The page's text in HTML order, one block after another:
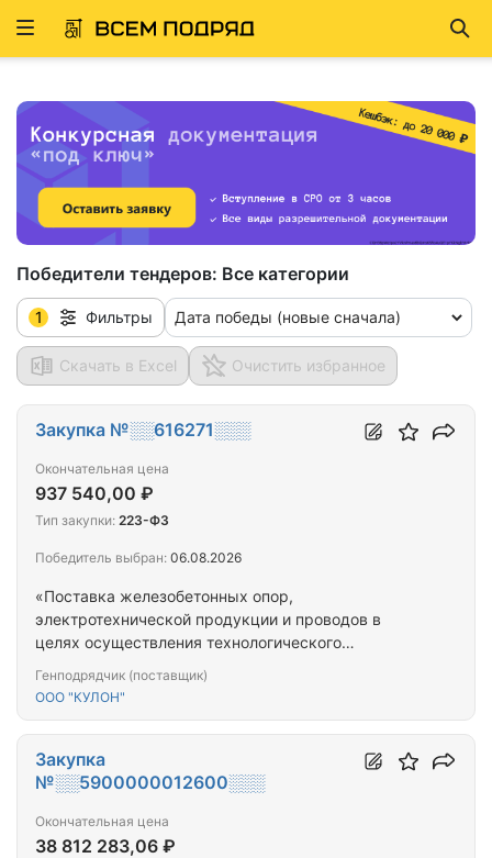
Развернуть
Победители тендеров: Все категории
1 Фильтры Дата победы (новые сначала)
Скачать в Excel Очистить избранное
«Поставка железобетонных опор,
электротехнической продукции и проводов в
целях осуществления технологического
заявителя»
Генподрядчик (поставщик)
ООО "КУЛОН"
Закупка №░░616271░░░
Окончательная цена
937 540,00 ₽
Тип закупки: 223-ФЗ
Победитель выбран: 06.08.2026
Закупка
№░░5900000012600░░░
Окончательная цена
38 812 283,06 ₽